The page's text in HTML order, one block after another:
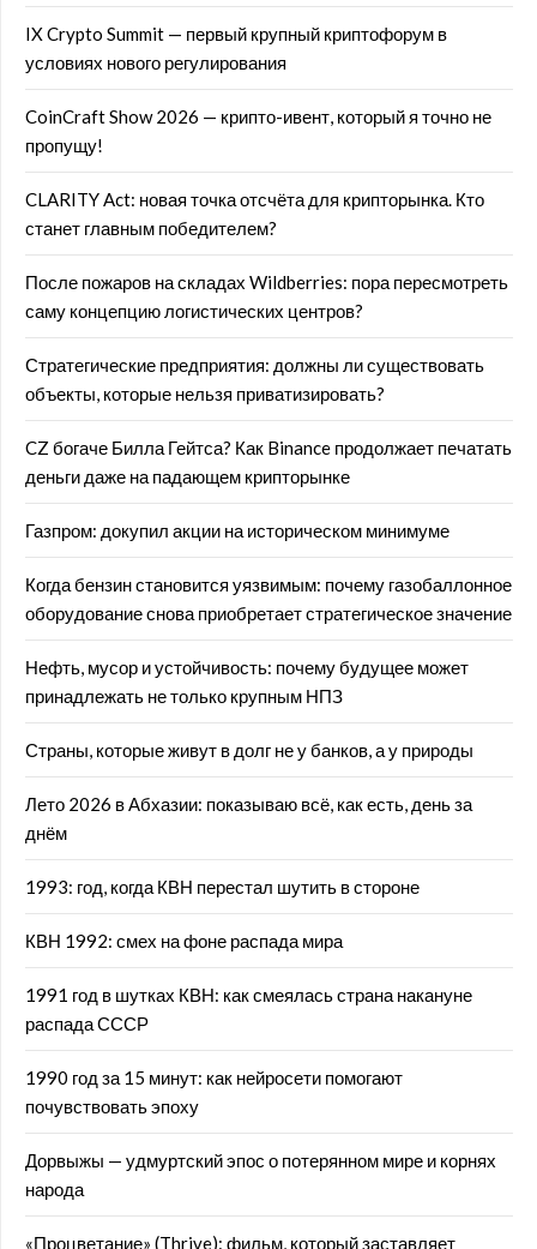
IX Crypto Summit — первый крупный криптофорум в
условиях нового регулирования
CoinCraft Show 2026 — крипто-ивент, который я точно не
пропущу!
CLARITY Act: новая точка отсчёта для крипторынка. Кто
станет главным победителем?
После пожаров на складах Wildberries: пора пересмотреть
саму концепцию логистических центров?
Стратегические предприятия: должны ли существовать
объекты, которые нельзя приватизировать?
CZ богаче Билла Гейтса? Как Binance продолжает печатать
деньги даже на падающем крипторынке
Газпром: докупил акции на историческом минимуме
Когда бензин становится уязвимым: почему газобаллонное
оборудование снова приобретает стратегическое значение
Нефть, мусор и устойчивость: почему будущее может
принадлежать не только крупным НПЗ
Страны, которые живут в долг не у банков, а у природы
Лето 2026 в Абхазии: показываю всё, как есть, день за
днём
1993: год, когда КВН перестал шутить в стороне
КВН 1992: смех на фоне распада мира
1991 год в шутках КВН: как смеялась страна накануне
распада СССР
1990 год за 15 минут: как нейросети помогают
почувствовать эпоху
Дорвыжы — удмуртский эпос о потерянном мире и корнях
народа
«Процветание» (Thrive): фильм, который заставляет